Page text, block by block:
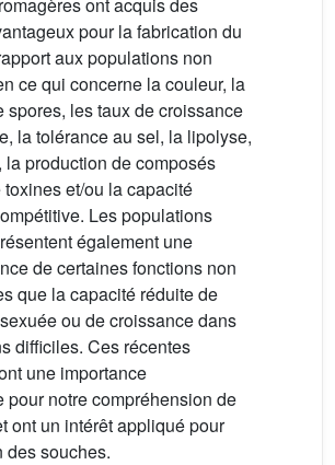
pour la fabrication du
aux populations non
ce qui concerne la couleur, la
spores, les taux de croissance
la tolérance au sel, la lipolyse,
la production de composés
et/ou la capacité
Les populations
également une
de certaines fonctions non
que la capacité réduite de
ou de croissance dans
difficiles. Ces récentes
une importance
pour notre compréhension de
ont un intérêt appliqué pour
des souches.